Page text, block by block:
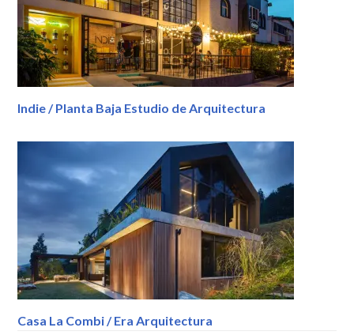
Indie / Planta Baja Estudio de Arquitectura
Casa La Combi / Era Arquitectura